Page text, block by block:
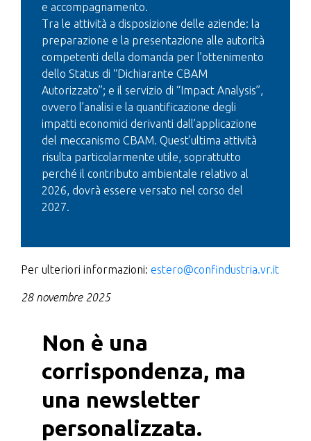
e accompagnamento.
Tra le attività a disposizione delle aziende: la
preparazione e la presentazione alle autorità
competenti della domanda per l’ottenimento
dello Status di “Dichiarante CBAM
Autorizzato”; e il servizio di “Impact Analysis”,
ovvero l’analisi e la quantificazione degli
impatti economici derivanti dall’applicazione
del meccanismo CBAM. Quest’ultima attività
risulta particolarmente utile, soprattutto
perché il contributo ambientale relativo al
2026, dovrà essere versato nel corso del
2027.
Per ulteriori informazioni: estero@confindustria.vr.it
28 novembre 2025
Non è una
corrispondenza, ma
una newsletter
personalizzata.